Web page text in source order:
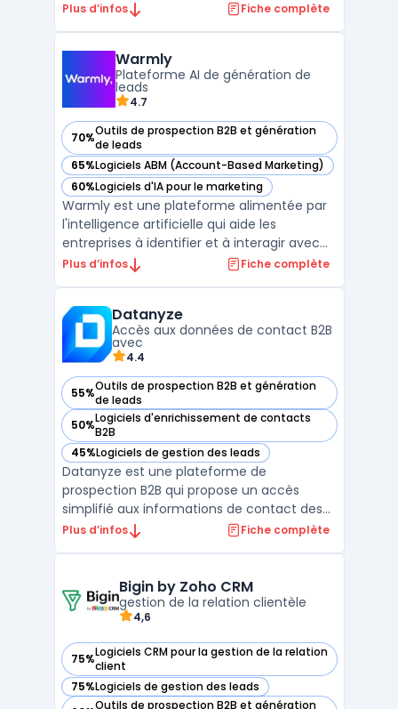
entreprises à augmenter leur portée et leur
principalement pour les campagnes de
prospection, Expandi ...
Plus d’infos Fiche complète
Warmly
Plateforme AI de génération de
leads
4.7
70%Outils de prospection B2B et génération
de leads
— voir Warmly dans cette catégorie
65%Logiciels ABM (Account-Based Marketing)
— voir Warmly dans cette catégorie
60%Logiciels d'IA pour le marketing
— voir Warmly dans cette catégorie
Warmly est une plateforme alimentée par
l'intelligence artificielle qui aide les
entreprises à identifier et à interagir avec
des visiteurs à fort potentiel sur leur site
commerciales et marketing de repérer les
visiteurs anonyme ...
Plus d’infos Fiche complète
Datanyze
Accès aux données de contact B2B
avec
4.4
55%Outils de prospection B2B et génération
de leads
— voir Datanyze dans cette catégorie
50%Logiciels d'enrichissement de contacts
B2B
— voir Datanyze dans cette catégorie
45%Logiciels de gestion des leads
— voir Datanyze dans cette catégorie
Datanyze est une plateforme de
prospection B2B qui propose un accès
simplifié aux informations de contact des
prospects via une extension Google
contact (emails, numéros directs) en
temps réel à partir de sites tels que LinkedI
Plus d’infos Fiche complète
Bigin by Zoho CRM
gestion de la relation clientèle
4,6
75%Logiciels CRM pour la gestion de la relation
client
— voir Bigin by Zoho CRM dans cette catégorie
75%Logiciels de gestion des leads
— voir Bigin by Zoho CRM dans cette catégorie
Outils de prospection B2B et génération